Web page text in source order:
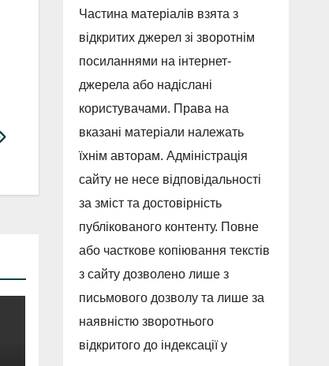
Частина матеріалів взята з
відкритих джерел зі зворотнім
посиланнями на інтернет-
джерела або надіслані
користувачами. Права на
вказані матеріали належать
їхнім авторам. Адміністрація
сайту не несе відповідальності
за зміст та достовірність
публікованого контенту. Повне
або часткове копіювання текстів
з сайту дозволено лише з
письмового дозволу та лише за
наявністю зворотнього
відкритого до індексації у